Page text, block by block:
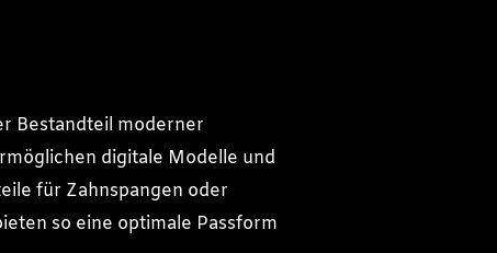
Bestandteil moderner
digitale Modelle und
für Zahnspangen oder
so eine optimale Passform